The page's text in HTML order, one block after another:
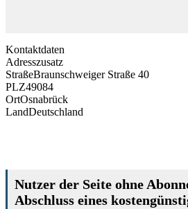
Kontaktdaten
Adresszusatz
StraßeBraunschweiger Straße 40
PLZ49084
OrtOsnabrück
LandDeutschland
Nutzer der Seite ohne
Abschluss eines